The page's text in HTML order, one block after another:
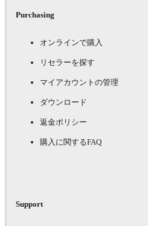
Purchasing
オンラインで購入
リセラーを探す
マイアカウントの管理
ダウンロード
返金ポリシー
購入に関するFAQ
Support